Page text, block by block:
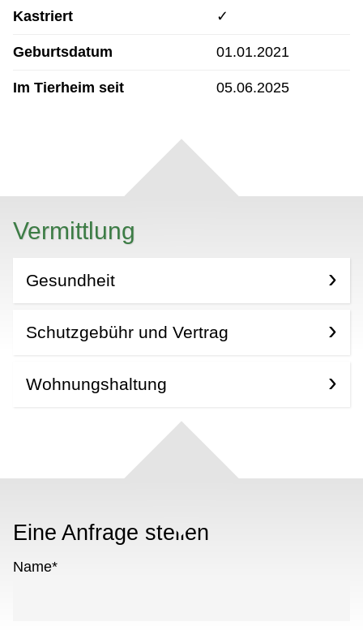
Kastriert ✓
Geburtsdatum 01.01.2021
Im Tierheim seit 05.06.2025
Vermittlung
Gesundheit
Schutzgebühr und Vertrag
Wohnungshaltung
Eine Anfrage stellen
Name*